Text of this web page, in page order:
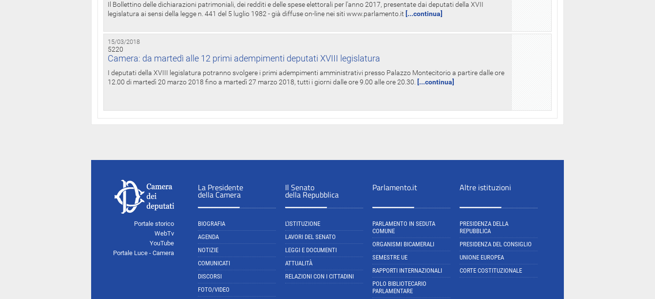
Il Bollettino delle dichiarazioni patrimoniali, dei redditi e delle spese elettorali per l'anno 2017, presentate dai deputati della XVII
legislatura ai sensi della legge n. 441 del 5 luglio 1982 - già diffuse on-line nei siti www.parlamento.it [...continua]
15/03/2018
5220
Camera: da martedì alle 12 primi adempimenti deputati XVIII legislatura
I deputati della XVIII legislatura potranno svolgere i primi adempimenti amministrativi presso Palazzo Montecitorio a partire dalle ore
12.00 di martedì 20 marzo 2018 fino a martedì 27 marzo 2018, tutti i giorni dalle ore 9.00 alle ore 20.30.
[...continua]
Portale storico
WebTv
YouTube
Portale Luce - Camera
La Presidente
della Camera
BIOGRAFIA
AGENDA
NOTIZIE
COMUNICATI
DISCORSI
FOTO/VIDEO
Il Senato
della Repubblica
L'ISTITUZIONE
LAVORI DEL SENATO
LEGGI E DOCUMENTI
ATTUALITÀ
RELAZIONI CON I CITTADINI
Parlamento.it
PARLAMENTO IN SEDUTA
COMUNE
ORGANISMI BICAMERALI
SEMESTRE UE
RAPPORTI INTERNAZIONALI
POLO BIBLIOTECARIO
PARLAMENTARE
Altre istituzioni
PRESIDENZA DELLA
REPUBBLICA
PRESIDENZA DEL CONSIGLIO
UNIONE EUROPEA
CORTE COSTITUZIONALE